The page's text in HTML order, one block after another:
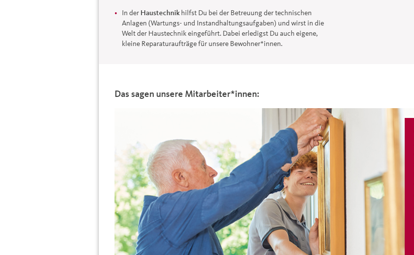
In der Haustechnik hilfst Du bei der Betreuung der technischen
Anlagen (Wartungs- und Instandhaltungsaufgaben) und wirst in die
Welt der Haustechnik eingeführt. Dabei erledigst Du auch eigene,
kleine Reparaturaufträge für unsere Bewohner*innen.
Das sagen unsere Mitarbeiter*innen: